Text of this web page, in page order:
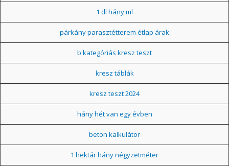
1 dl hány ml
párkány parasztétterem étlap árak
b kategóriás kresz teszt
kresz táblák
kresz teszt 2024
hány hét van egy évben
beton kalkulátor
1 hektár hány négyzetméter